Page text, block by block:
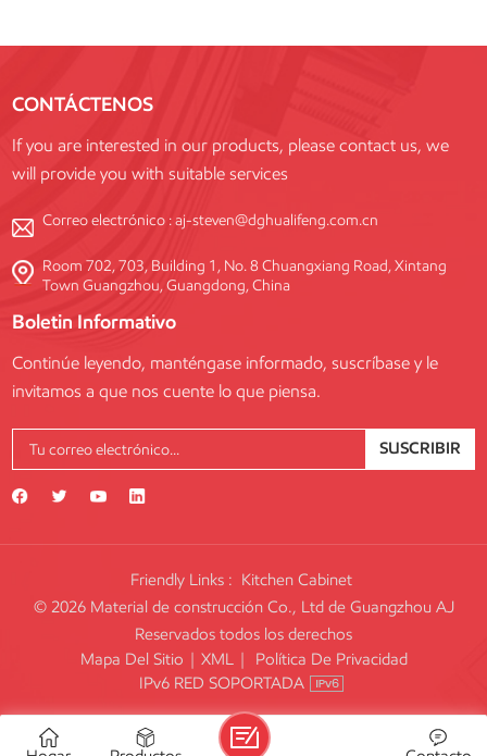
CONTÁCTENOS
If you are interested in our products, please contact us, we
will provide you with suitable services
Correo electrónico :aj-steven@dghualifeng.com.cn
Room 702, 703, Building 1, No. 8 Chuangxiang Road, Xintang
Town Guangzhou, Guangdong, China
Boletin Informativo
Continúe leyendo, manténgase informado, suscríbase y le
invitamos a que nos cuente lo que piensa.
SUSCRIBIR
Friendly Links : Kitchen Cabinet
© 2026 Material de construcción Co., Ltd de Guangzhou AJ
Reservados todos los derechos
Mapa Del Sitio | XML |
Política De Privacidad
IPv6 RED SOPORTADA